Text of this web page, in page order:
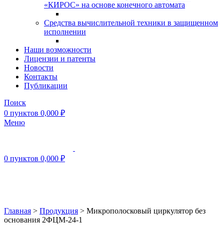
«КИРОС» на основе конечного автомата
Средства вычислительной техники в защищенном
исполнении
Наши возможности
Лицензии и патенты
Новости
Контакты
Публикации
Поиск
0 пунктов 0,000 ₽
Меню
0 пунктов 0,000 ₽
Главная > Продукция > Микрополосковый циркулятор без
основания 2ФЦМ-24-1